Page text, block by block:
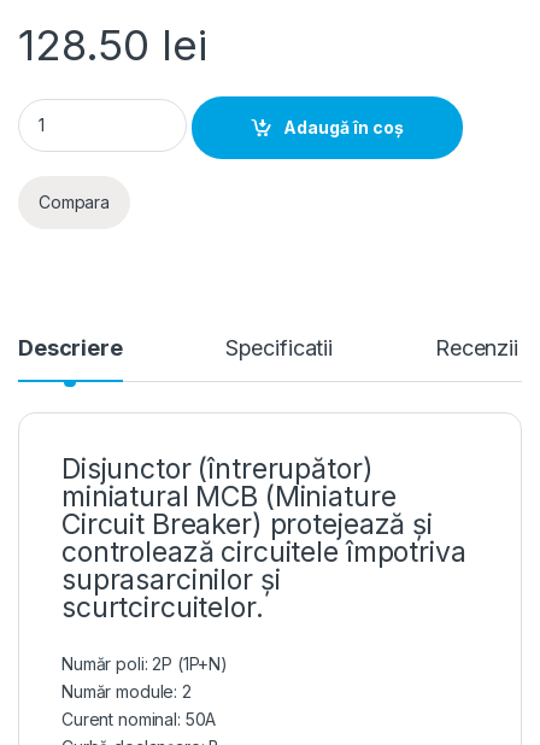
128.50 lei
Hager MCB- Disjunctor 2P (1P+N), 50A, 6kA, curbă B, 2M,
Adaugă în coș
Compara
Descriere Specificatii Recenzii
Disjunctor (întrerupător)
miniatural MCB (Miniature
Circuit Breaker) protejează și
controlează circuitele împotriva
suprasarcinilor și
scurtcircuitelor.
Număr poli: 2P (1P+N)
Număr module: 2
Curent nominal: 50A